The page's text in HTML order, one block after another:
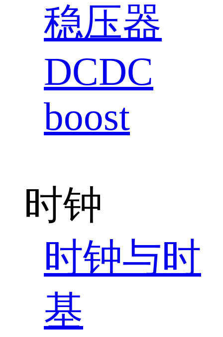
稳压器
DCDC
boost
时钟
时钟与时
基